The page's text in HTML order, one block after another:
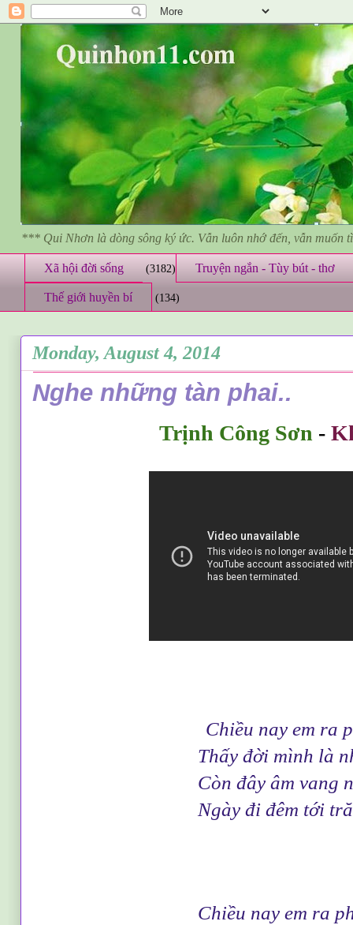
*** Qui Nhơn là dòng sông ký ức. Vẫn luôn nhớ đến, vẫn muốn
Xã hội đời sống (3182) Truyện ngắn - Tùy bút - thơ
Thế giới huyền bí (134)
Monday, August 4, 2014
Nghe những tàn phai..
Trịnh Công Sơn -
Chiều nay em ra
Thấy đời mình là những
Còn đây âm vang
Ngày đi đêm tới trăm
Chiều nay em ra phố